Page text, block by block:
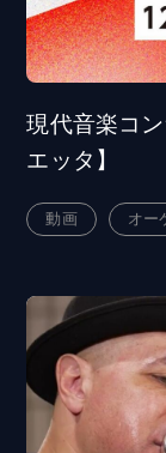
現代音楽コ
エッタ】
動画 オー